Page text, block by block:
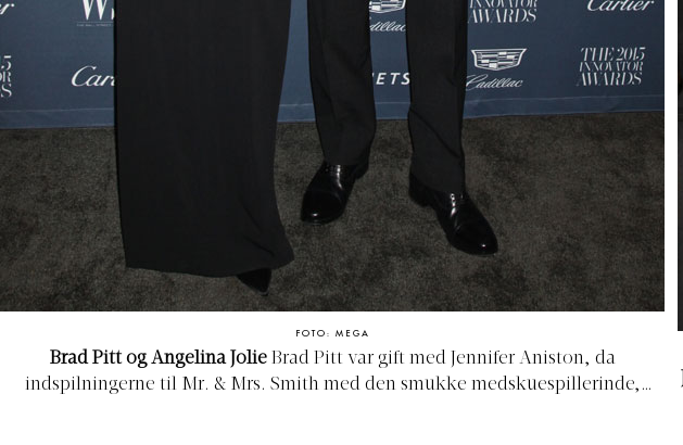
FOTO: MEGA
Brad Pitt og Angelina Jolie Brad Pitt var gift med Jennifer Aniston, da
indspilningerne til Mr. & Mrs. Smith med den smukke medskuespillerinde,